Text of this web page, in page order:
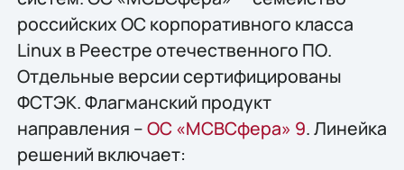
российских ОС корпоративного класса
Linux в Реестре отечественного ПО.
Отдельные версии сертифицированы
ФСТЭК. Флагманский продукт
направления –ОС «МСВСфера» 9. Линейка
решений включает: